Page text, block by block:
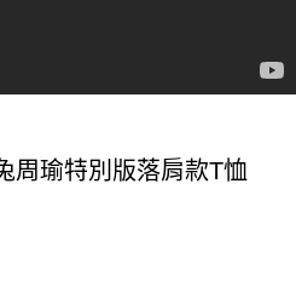
周瑜特別版落肩款T恤